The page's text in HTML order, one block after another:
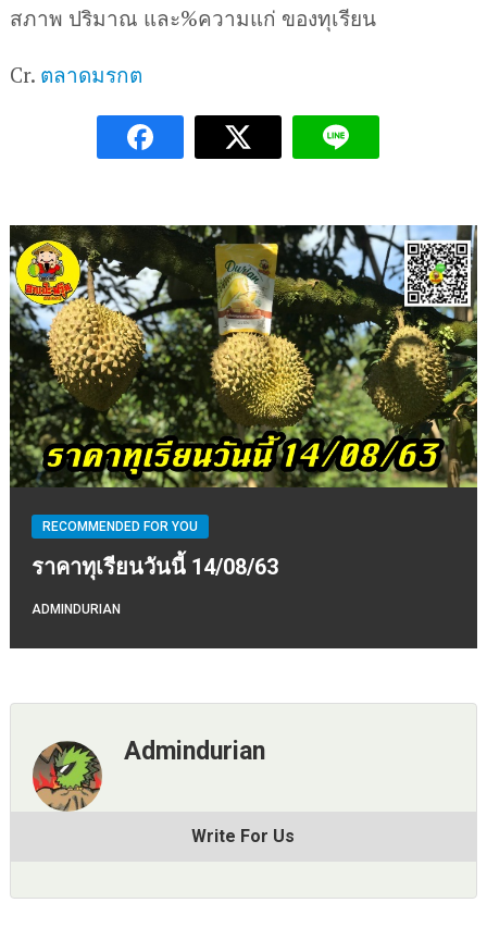
สภาพ ปริมาณ และ%ความแก่ ของทุเรียน
Cr. ตลาดมรกต
RECOMMENDED FOR YOU
ราคาทุเรียนวันนี้ 14/08/63
ADMINDURIAN
Admindurian
Write For Us